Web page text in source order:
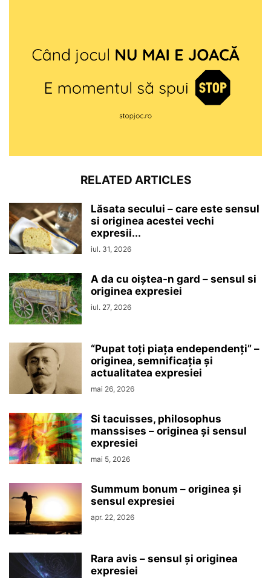
RELATED ARTICLES
Lăsata secului – care este sensul
si originea acestei vechi
expresii...
iul. 31, 2026
A da cu oiștea-n gard – sensul si
originea expresiei
iul. 27, 2026
“Pupat toţi piaţa endependenţi” –
originea, semnificaţia şi
actualitatea expresiei
mai 26, 2026
Si tacuisses, philosophus
manssises – originea şi sensul
expresiei
mai 5, 2026
Summum bonum – originea şi
sensul expresiei
apr. 22, 2026
Rara avis – sensul şi originea
expresiei